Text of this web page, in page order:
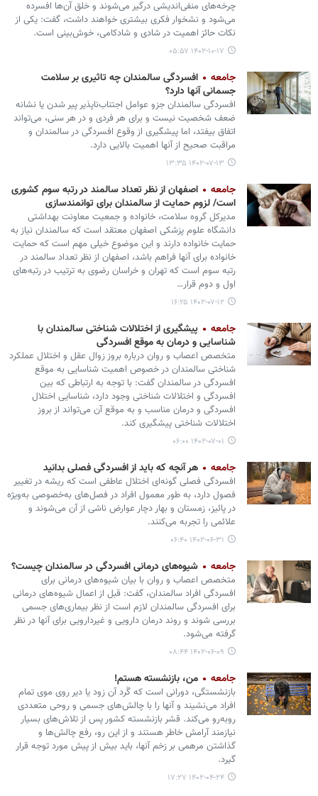
چرخه‌های منفی‌اندیشی درگیر می‌شوند و خلق آن‌ها افسرده
می‌شود و نشخوار فکری بیشتری خواهند داشت، گفت: یکی از
نکات حائز اهمیت در شادی و شادکامی، خوش‌بینی است.
۱۴۰۲-۱۰-۱۷ ۰۵:۵۷
جامعه
افسردگی سالمندان چه تاثیری بر سلامت
جسمانی آنها دارد؟
افسردگی سالمندان جزو عوامل اجتناب‌ناپذیر پیر شدن یا نشانه
ضعف شخصیت نیست و برای هر فردی و در هر سنی، می‌تواند
اتفاق بیفتد، اما پیشگیری از وقوع افسردگی در سالمندان و
مراقبت صحیح از آنها اهمیت بالایی دارد.
۱۴۰۲-۰۷-۱۳ ۱۳:۳۵
جامعه
اصفهان از نظر تعداد سالمند در رتبه سوم کشوری
است/ لزوم حمایت از سالمندان برای توانمندسازی
مدیرکل گروه سلامت، خانواده و جمعیت معاونت بهداشتی
دانشگاه علوم پزشکی اصفهان معتقد است که سالمندان نیاز به
حمایت خانواده دارند و این موضوع خیلی مهم است که حمایت
خانواده برای آنها فراهم باشد، اصفهان از نظر تعداد سالمند در
رتبه سوم است که تهران و خراسان رضوی به ترتیب در رتبه‌های
اول و دوم قرار…
۱۴۰۲-۰۷-۱۲ ۱۶:۲۵
جامعه
پیشگیری از اختلالات شناختی سالمندان با
شناسایی و درمان به موقع افسردگی
متخصص اعصاب و روان درباره بروز زوال عقل و اختلال عملکرد
شناختی سالمندان در خصوص اهمیت شناسایی به موقع
افسردگی در سالمندان گفت: با توجه به ارتباطی که بین
افسردگی و اختلالات شناختی وجود دارد، شناسایی اختلال
افسردگی و درمان مناسب و به موقع آن می‌تواند از بروز
اختلالات شناختی پیشگیری کند.
۱۴۰۲-۰۷-۰۱ ۰۶:۰۰
جامعه هر آنچه که باید از افسردگی فصلی بدانید
افسردگی فصلی گونه‌ای اختلال عاطفی است که ریشه در تغییر
فصول دارد، به طور معمول افراد در فصل‌های به‌خصوصی به‌ویژه
در پائیز، زمستان و بهار دچار عوارض ناشی از آن می‌شوند و
علائمی را تجربه می‌کنند.
۱۴۰۲-۰۶-۳۱ ۰۶:۴۰
جامعه شیوه‌های درمانی افسردگی در سالمندان چیست؟
متخصص اعصاب و روان با بیان شیوه‌های درمانی برای
افسردگی افراد سالمندان، گفت: قبل از اعمال شیوه‌های درمانی
برای افسردگی سالمندان لازم است از نظر بیماری‌های جسمی
بررسی شوند و روند درمان دارویی و غیردارویی برای آنها در نظر
گرفته می‌شود.
۱۴۰۲-۰۶-۰۹ ۰۸:۴۴
جامعه من، بازنشسته هستم!
بازنشستگی، دورانی است که گَرد آن زود یا دیر روی موی تمام
افراد می‌نشیند و آنها را با چالش‌های جسمی و روحی متعددی
روبه‌رو می‌کند. قشر بازنشسته کشور پس از تلاش‌های بسیار
نیازمند آرامش خاطر هستند و از این رو، رفع چالش‌ها و
گذاشتن مرهمی بر زخم آنها، باید بیش از پیش مورد توجه قرار
گیرد.
۱۴۰۲-۰۴-۲۴ ۱۷:۲۷